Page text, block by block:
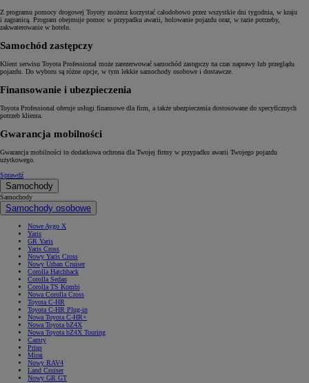
Z programu pomocy drogowej Toyoty możesz korzystać całodobowo przez wszystkie dni tygodnia, w kraju
i zagranicą. Program obejmuje pomoc w przypadku awarii, holowanie pojazdu oraz, w razie potrzeby,
zakwaterowanie w hotelu.
Samochód zastępczy
Klient serwisu Toyota Professional może zarezerwować samochód zastępczy na czas naprawy lub przeglądu
pojazdu. Do wyboru są różne opcje, w tym lekkie samochody osobowe i dostawcze.
Finansowanie i ubezpieczenia
Toyota Professional oferuje usługi finansowe dla firm, a także ubezpieczenia dostosowane do specyficznych
potrzeb klienta.
Gwarancja mobilności
Gwarancja mobilności to dodatkowa ochrona dla Twojej firmy w przypadku awarii Twojego pojazdu
użytkowego.
Sprawdź
Samochody
Samochody
Samochody osobowe
Nowe Aygo X
Yaris
GR Yaris
Yaris Cross
Nowy Yaris Cross
Nowy Urban Cruiser
Corolla Hatchback
Corolla Sedan
Corolla TS Kombi
Nowa Corolla Cross
Toyota C-HR
Toyota C-HR Plug-in
Nowa Toyota C-HR+
Nowa Toyota bZ4X
Nowa Toyota bZ4X Touring
Camry
Prius
Mirai
Nowy RAV4
Land Cruiser
Nowy GR GT